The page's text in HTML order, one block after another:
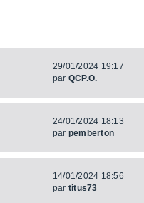
29/01/2024 19:17
par QCP.O.
24/01/2024 18:13
par pemberton
14/01/2024 18:56
par titus73